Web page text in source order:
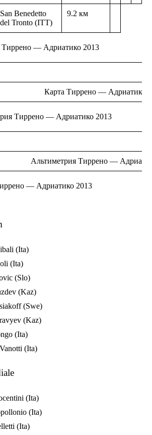
San Benedetto
del Tronto (ITT)
9.2 км
Тиррено — Адриатико 2013
Карта Тиррено — Адриатико
Тиррено — Адриатико 2013
Альтиметрия Тиррено —
— Адриатико 2013
(Ita)
(Ita)
(Slo)
(Kaz)
(Swe)
(Kaz)
(Ita)
(Ita)
(Ita)
(Ita)
(Ita)